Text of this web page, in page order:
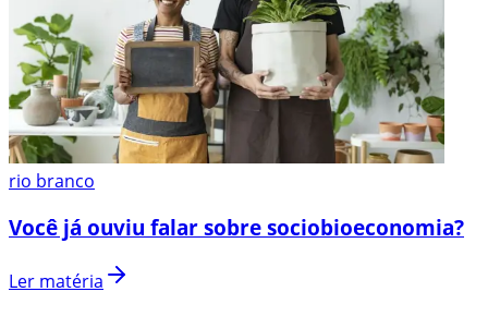
rio branco
Você já ouviu falar sobre sociobioeconomia?
Ler matéria